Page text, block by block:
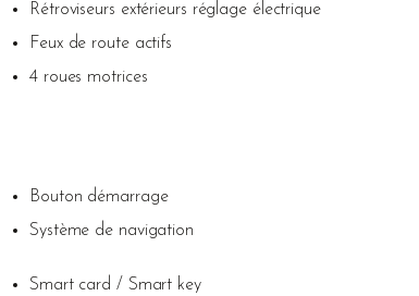
Rétroviseurs extérieurs réglage électrique
Feux de route actifs
4 roues motrices
Bouton démarrage
Système de navigation
Smart card / Smart key